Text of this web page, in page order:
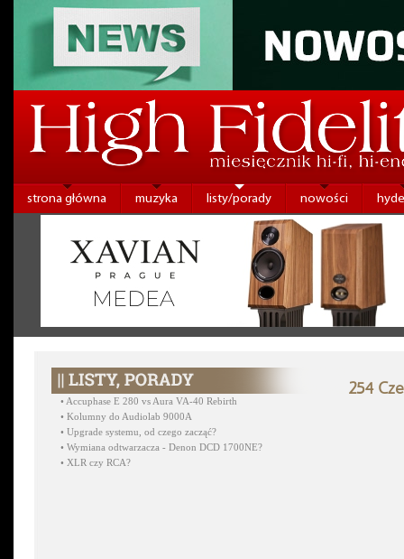
strona główna muzyka listy/porady nowości
254
• Accuphase E 280 vs Aura VA-40 Rebirth
• Kolumny do Audiolab 9000A
• Upgrade systemu, od czego zacząć?
• Wymiana odtwarzacza - Denon DCD 1700NE?
• XLR czy RCA?